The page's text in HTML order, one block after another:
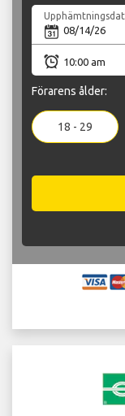
Förarens ålder:
18 - 29